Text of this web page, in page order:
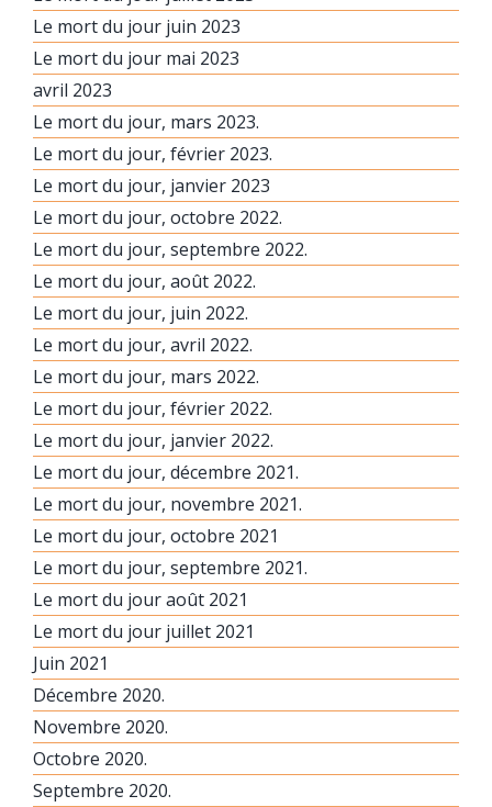
Le mort du jour juin 2023
Le mort du jour mai 2023
avril 2023
Le mort du jour, mars 2023.
Le mort du jour, février 2023.
Le mort du jour, janvier 2023
Le mort du jour, octobre 2022.
Le mort du jour, septembre 2022.
Le mort du jour, août 2022.
Le mort du jour, juin 2022.
Le mort du jour, avril 2022.
Le mort du jour, mars 2022.
Le mort du jour, février 2022.
Le mort du jour, janvier 2022.
Le mort du jour, décembre 2021.
Le mort du jour, novembre 2021.
Le mort du jour, octobre 2021
Le mort du jour, septembre 2021.
Le mort du jour août 2021
Le mort du jour juillet 2021
Juin 2021
Décembre 2020.
Novembre 2020.
Octobre 2020.
Septembre 2020.